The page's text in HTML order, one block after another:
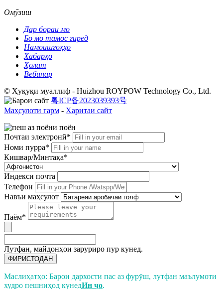
Омӯзиш
Дар бораи мо
Бо мо тамос гиред
Намоишгоҳҳо
Хабарҳо
Ҳолат
Вебинар
© Ҳуқуқи муаллиф - Huizhou ROYPOW Technology Co., Ltd.
粤ICP备2023039393号
Маҳсулоти гарм - Харитаи сайт
Почтаи электронӣ*
Номи пурра*
Кишвар/Минтақа*
Индекси почта
Телефон
Навъи маҳсулот
Паём*
Лутфан, майдонҳои заруриро пур кунед.
ФИРИСТОДАН
Маслиҳатҳо: Барои дархости пас аз фурӯш, лутфан маълумоти
худро пешниҳод кунедИн ҷо.